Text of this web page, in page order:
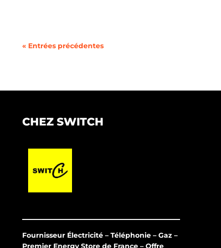
« Entrées précédentes
CHEZ SWITCH
Fournisseur Électricité – Téléphonie – Gaz –
Premier Energy Store de France – Offre